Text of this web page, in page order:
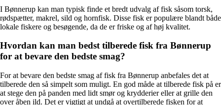
I Bønnerup kan man typisk finde et bredt udvalg af fisk såsom torsk,
rødspætter, makrel, sild og hornfisk. Disse fisk er populære blandt både
lokale fiskere og besøgende, da de er friske og af høj kvalitet.
Hvordan kan man bedst tilberede fisk fra Bønnerup
for at bevare den bedste smag?
For at bevare den bedste smag af fisk fra Bønnerup anbefales det at
tilberede den så simpelt som muligt. En god måde at tilberede fisk på er
at stege den på panden med lidt smør og krydderier eller at grille den
over åben ild. Det er vigtigt at undgå at overtilberede fisken for at